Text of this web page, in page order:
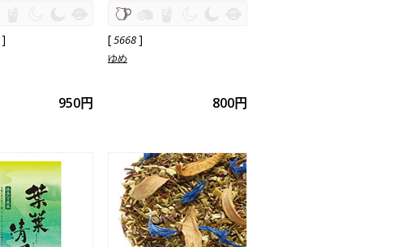
]
950円
[5668]
ゆめ
800円